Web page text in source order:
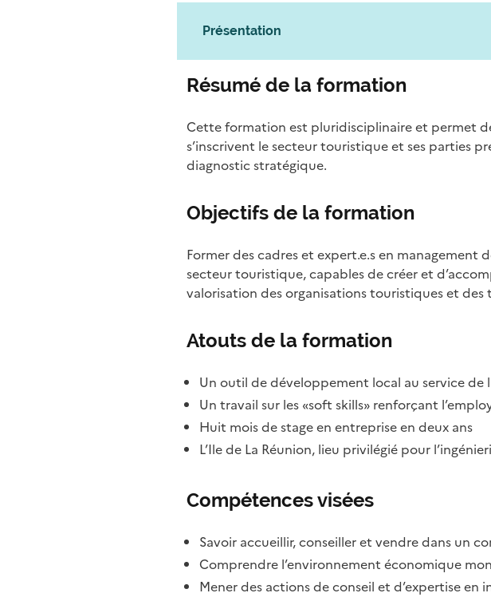
Présentation
Résumé de la formation
Cette formation est pluridisciplinaire et permet
s’inscrivent le secteur touristique et ses parties
diagnostic stratégique.
Objectifs de la formation
Former des cadres et expert.e.s en management
secteur touristique, capables de créer et
valorisation des organisations touristiques et des
Atouts de la formation
Un outil de développement local au service de
Un travail sur les «soft skills» renforçant
Huit mois de stage en entreprise en deux ans
L’Ile de La Réunion, lieu privilégié pour
Compétences visées
Savoir accueillir, conseiller et vendre dans un
Comprendre l’environnement économique
Mener des actions de conseil et d’expertise